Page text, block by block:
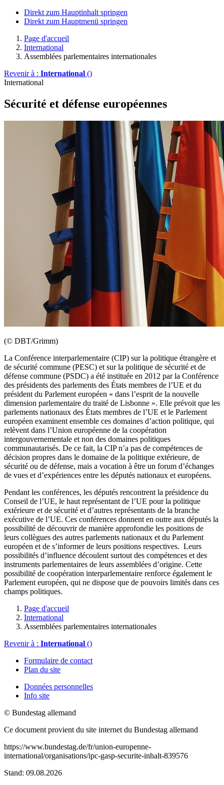
Direkt zum Hauptinhalt springen
Direkt zum Hauptmenü springen
Page d'accueil
International
Assemblées parlementaires internationales
Revenir à : International ()
International
Sécurité et défense européennes
(© DBT/Grimm)
La Conférence interparlementaire (CIP) sur la politique étrangère et
de sécurité commune (PESC) et sur la politique de sécurité et de
défense commune (PSDC) a été instituée en 2012 par la Conférence
des présidents des parlements des États membres de l’UE et du
président du Parlement européen « dans l’esprit de la nouvelle
dimension parlementaire du traité de Lisbonne ». Elle prévoit que les
parlements nationaux des États membres de l’UE et le Parlement
européen examinent ensemble ces domaines d’action politique, qui
relèvent dans l’Union européenne de la coopération
intergouvernementale et non des domaines politiques
communautarisés. De ce fait, la CIP n’a pas de compétences de
décision propres dans le domaine de la politique extérieure, de
sécurité ou de défense, mais a vocation à être un forum d’échanges
de vues et d’expériences entre les députés nationaux et européens.
Pendant les conférences, les députés rencontrent la présidence du
Conseil de l’UE, le haut représentant de l’UE pour la politique
extérieure et de sécurité et d’autres représentants de la branche
exécutive de l’UE. Ces conférences donnent en outre aux députés la
possibilité de découvrir de manière approfondie les positions de
leurs collègues des autres parlements nationaux et du Parlement
européen et de s’informer de leurs positions respectives. Leurs
possibilités d’influence découlent surtout des compétences et des
instruments parlementaires de leurs assemblées d’origine. Cette
possibilité de coopération interparlementaire renforce également le
Parlement européen, qui ne dispose que de pouvoirs limités dans ces
champs politiques.
Page d'accueil
International
Assemblées parlementaires internationales
Revenir à : International ()
Formulaire de contact
Plan du site
Données personnelles
Info site
© Bundestag allemand
Ce document provient du site internet du Bundestag allemand
https://www.bundestag.de/fr/union-europenne-
international/organisations/ipc-gasp-securite-inhalt-839576
Stand: 09.08.2026